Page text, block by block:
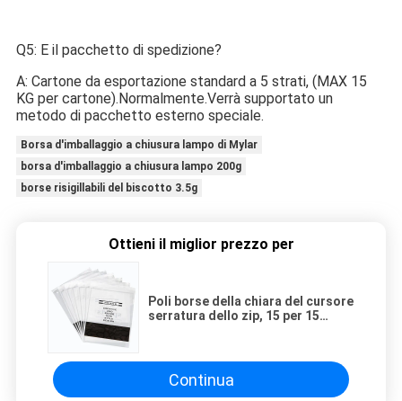
Q5: E il pacchetto di spedizione?
A: Cartone da esportazione standard a 5 strati, (MAX 15
KG per cartone).Normalmente.Verrà supportato un
metodo di pacchetto esterno speciale.
Borsa d'imballaggio a chiusura lampo di Mylar
borsa d'imballaggio a chiusura lampo 200g
borse risigillabili del biscotto 3.5g
Ottieni il miglior prezzo per
Poli borse della chiara del cursore
serratura dello zip, 15 per 15
Continua